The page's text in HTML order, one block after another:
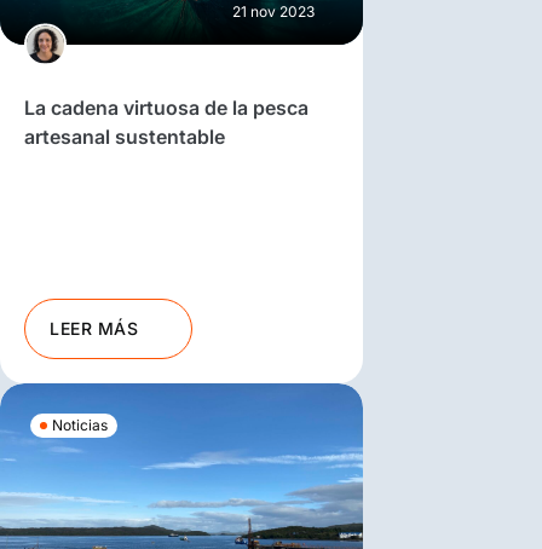
21 nov 2023
La cadena virtuosa de la pesca
artesanal sustentable
LEER MÁS
Noticias